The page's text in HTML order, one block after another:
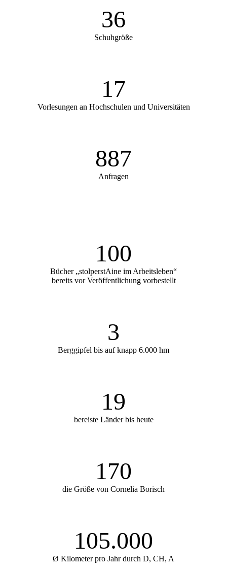
36
Schuhgröße
17
Vorlesungen an Hochschulen und Universitäten
887
Anfragen
100
Bücher „stolperstAine im Arbeitsleben“
bereits vor Veröffentlichung vorbestellt
3
Berggipfel bis auf knapp 6.000 hm
19
bereiste Länder bis heute
170
die Größe von Cornelia Borisch
105.000
Ø Kilometer pro Jahr durch D, CH, A